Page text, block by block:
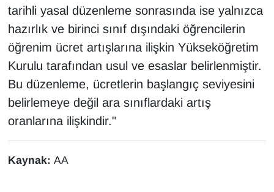
tarihli yasal düzenleme sonrasında ise yalnızca
hazırlık ve birinci sınıf dışındaki öğrencilerin
öğrenim ücret artışlarına ilişkin Yükseköğretim
Kurulu tarafından usul ve esaslar belirlenmiştir.
Bu düzenleme, ücretlerin başlangıç seviyesini
belirlemeye değil ara sınıflardaki artış
oranlarına ilişkindir."
Kaynak: AA
Resmi İlanlar
RÖPORTAJ
SAĞLIK
Seri İlan